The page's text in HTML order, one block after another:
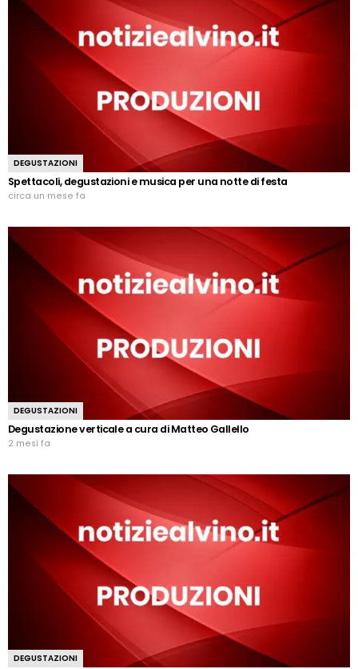
DEGUSTAZIONI
Spettacoli, degustazioni e musica per una notte di festa
circa un mese fa
DEGUSTAZIONI
Degustazione verticale a cura di Matteo Gallello
2 mesi fa
DEGUSTAZIONI